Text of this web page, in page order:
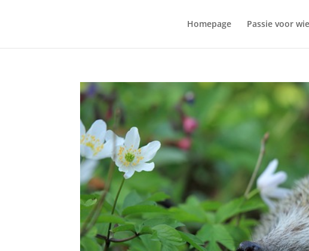
Homepage Passie voor